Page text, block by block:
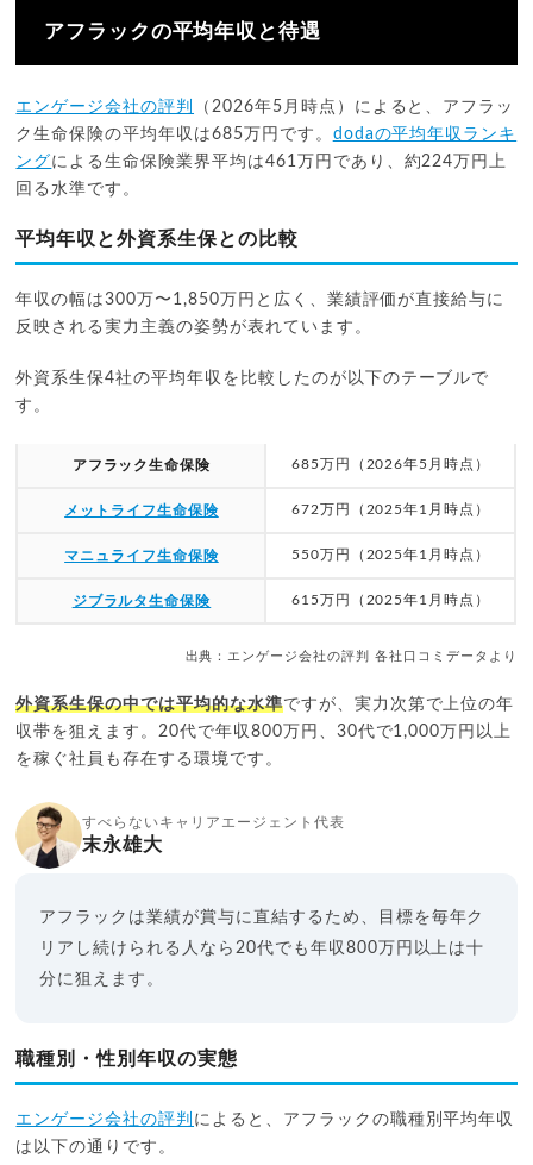
アフラックの平均年収と待遇
エンゲージ会社の評判
（2026年5月時点）によると、アフラッ
ク生命保険の平均年収は685万円です。 dodaの平均年収ランキ
ングによる生命保険業界平均は461万円であり、約224万円上
回る水準です。
平均年収と外資系生保との比較
年収の幅は300万〜1,850万円と広く、業績評価が直接給与に
反映される実力主義の姿勢が表れています。
外資系生保4社の平均年収を比較したのが以下のテーブルで
す。
アフラック生命保険 685万円（2026年5月時点）
メットライフ生命保険 672万円（2025年1月時点）
マニュライフ生命保険 550万円（2025年1月時点）
ジブラルタ生命保険 615万円（2025年1月時点）
出典：エンゲージ会社の評判 各社口コミデータより
外資系生保の中では平均的な水準ですが、実力次第で上位の年
収帯を狙えます。20代で年収800万円、30代で1,000万円以上
を稼ぐ社員も存在する環境です。
すべらないキャリアエージェント代表
末永雄大
アフラックは業績が賞与に直結するため、目標を毎年ク
リアし続けられる人なら20代でも年収800万円以上は十
分に狙えます。
職種別・性別年収の実態
エンゲージ会社の評判 によると、アフラックの職種別平均年収
は以下の通りです。